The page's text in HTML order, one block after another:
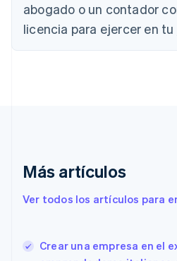
abogado o un contador
licencia para ejercer en
Más artículos
Ver todos los artículos para
Crear una empresa en el
China continental
简体中文English
English
EnglishItaliano
Estados Unidos